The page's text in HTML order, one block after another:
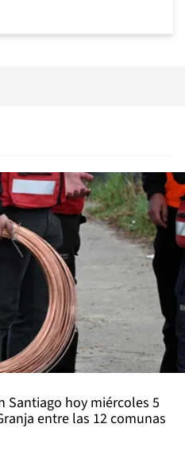
Santiago hoy miércoles 5
entre las 12 comunas